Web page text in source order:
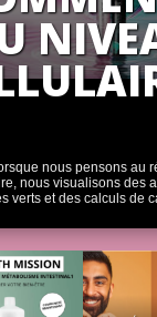
nous pensons au
nous visualisons des
verts et des calculs de